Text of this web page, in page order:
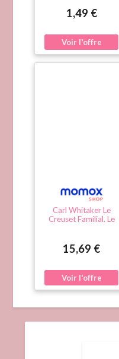
Cour, Conseils Pour
Choisir Son Chien
1,49 €
Carl Whitaker Le
Creuset Familial. Le
Ce Sont Parents Et
Enfants Qu'Il Faut
Pour Guérir L'Un D'Eux
15,69 €